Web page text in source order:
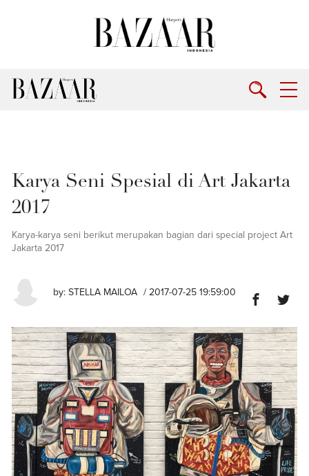
Karya Seni Spesial di Art Jakarta
2017
Karya-karya seni berikut merupakan bagian dari special project Art
Jakarta 2017
by: STELLA MAILOA / 2017-07-25 19:59:00